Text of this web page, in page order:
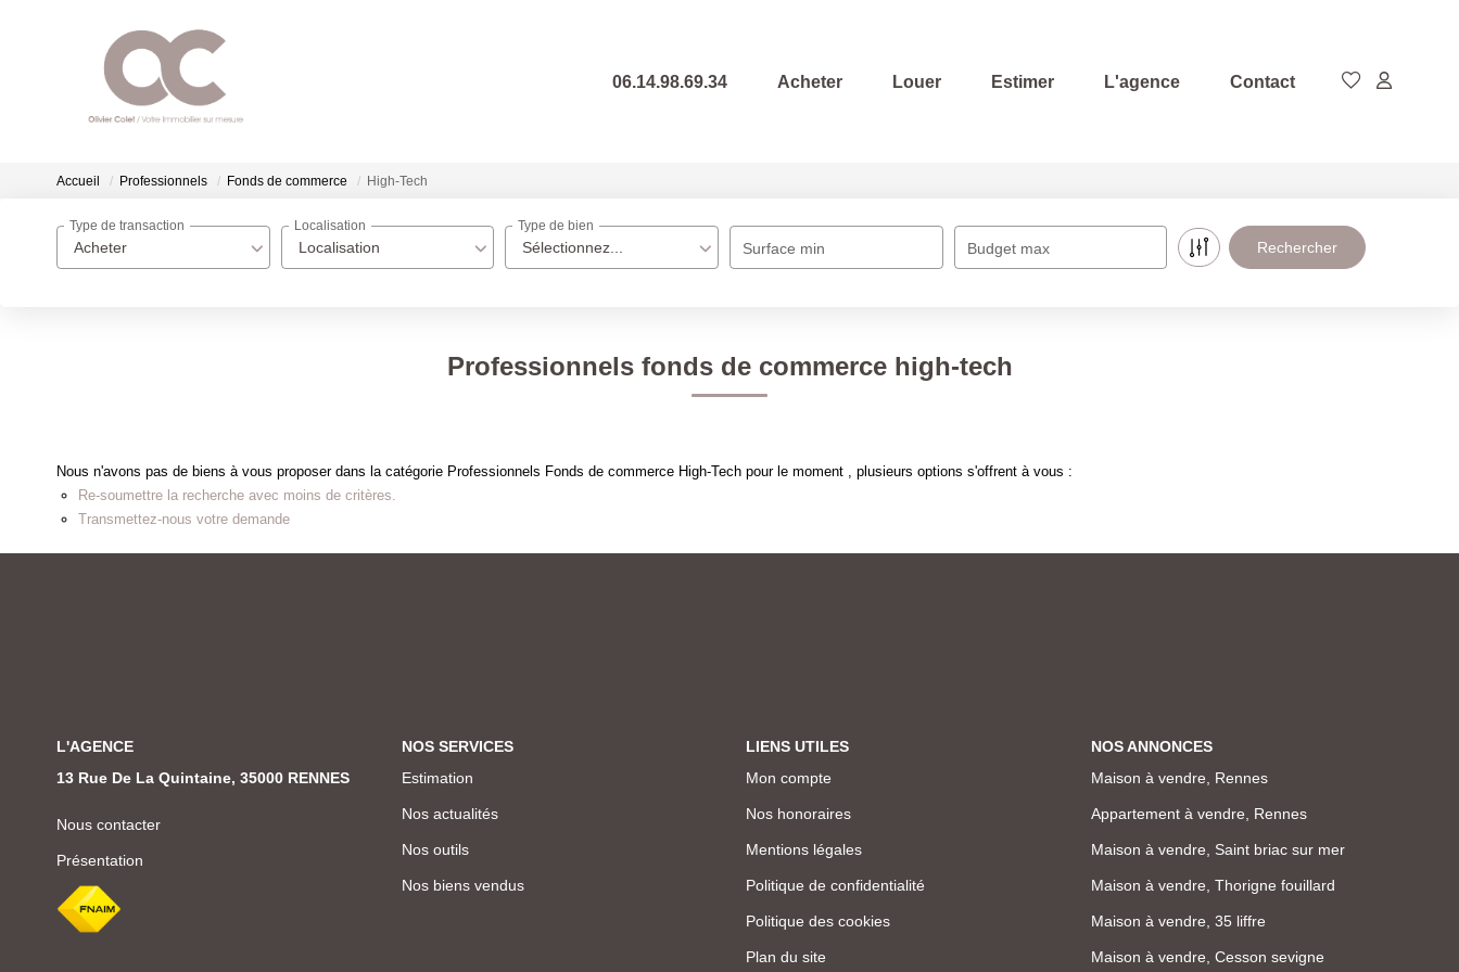
06.14.98.69.34 Acheter Louer Estimer L'agence Contact
Accueil Professionnels Fonds de commerce High-Tech
Acheter
Type de transaction
Localisation
Localisation
Sélectionnez...
Type de bien
Surface min Budget max
Professionnels fonds de commerce high-tech
Nous n'avons pas de biens à vous proposer dans la catégorie Professionnels Fonds de commerce High-Tech pour le moment , plusieurs options s'offrent à vous :
Re-soumettre la recherche avec moins de critères.
Transmettez-nous votre demande
L'AGENCE
13 Rue De La Quintaine, 35000 RENNES
Nous contacter
Présentation
NOS SERVICES
Estimation
Nos actualités
Nos outils
Nos biens vendus
LIENS UTILES
Mon compte
Nos honoraires
Mentions légales
Politique de confidentialité
Politique des cookies
Plan du site
NOS ANNONCES
Maison à vendre, Rennes
Appartement à vendre, Rennes
Maison à vendre, Saint briac sur mer
Maison à vendre, Thorigne fouillard
Maison à vendre, 35 liffre
Maison à vendre, Cesson sevigne